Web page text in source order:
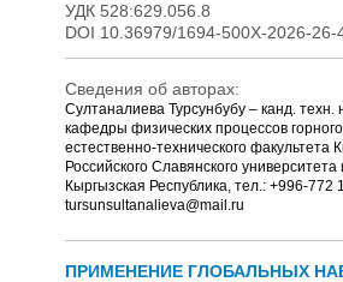
УДК 528:629.056.8
DOI 10.36979/1694-500Х-2026-26-
Сведения об авторах:
Султаналиева Турсунбубу – канд. техн.
кафедры физических процессов
естественно-технического факультета
Российского Славянского
Кыргызская Республика, тел.: +996-772
tursunsultanalieva@mail.ru
ПРИМЕНЕНИЕ ГЛОБАЛЬНЫХ